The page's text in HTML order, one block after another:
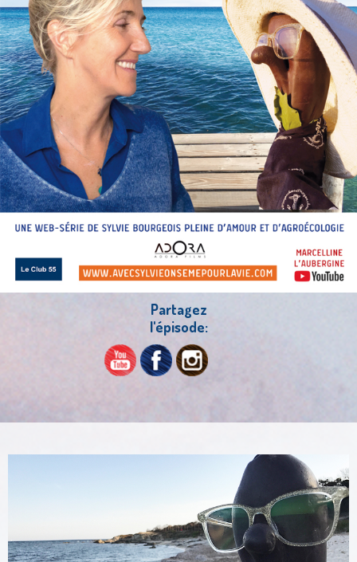
Partagez
l'épisode: